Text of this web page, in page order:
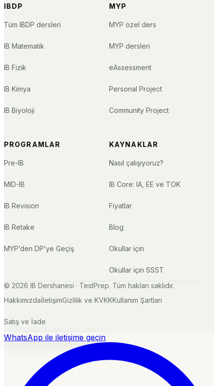
IBDP
Tüm IBDP dersleri
IB Matematik
IB Fizik
IB Kimya
IB Biyoloji
MYP
MYP özel ders
MYP dersleri
eAssessment
Personal Project
Community Project
PROGRAMLAR
Pre-IB
MID-IB
IB Revision
IB Retake
MYP’den DP’ye Geçiş
KAYNAKLAR
Nasıl çalışıyoruz?
IB Core: IA, EE ve TOK
Fiyatlar
Blog
Okullar için
Okullar için SSST
© 2026 IB Dershanesi · TestPrep. Tüm hakları saklıdır.
HakkımızdaİletişimGizlilik ve KVKKKullanım Şartları
Satış ve İade
WhatsApp ile iletişime geçin